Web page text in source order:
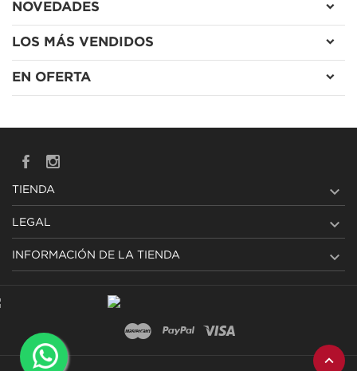
NOVEDADES
LOS MÁS VENDIDOS
EN OFERTA
TIENDA 
LEGAL 
INFORMACIÓN DE LA TIENDA 